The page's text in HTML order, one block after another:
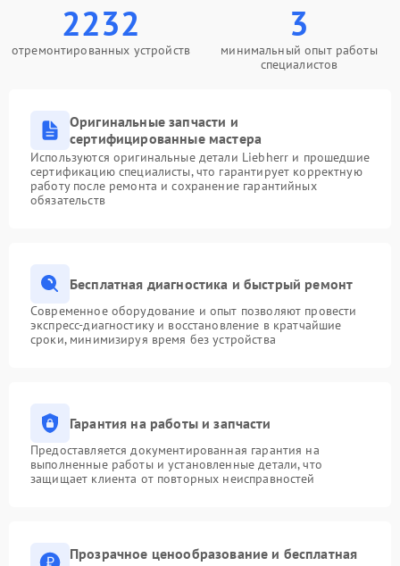
2232
отремонтированных устройств
3
минимальный опыт работы
специалистов
Оригинальные запчасти и
сертифицированные мастера
Используются оригинальные детали Liebherr и прошедшие
сертификацию специалисты, что гарантирует корректную
работу после ремонта и сохранение гарантийных
обязательств
Бесплатная диагностика и быстрый ремонт
Современное оборудование и опыт позволяют провести
экспресс-диагностику и восстановление в кратчайшие
сроки, минимизируя время без устройства
Гарантия на работы и запчасти
Предоставляется документированная гарантия на
выполненные работы и установленные детали, что
защищает клиента от повторных неисправностей
Прозрачное ценообразование и бесплатная